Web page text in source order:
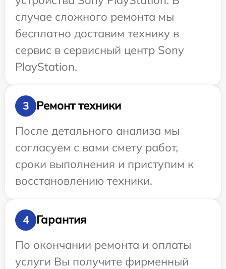
случае сложного ремонта мы
бесплатно доставим технику в
сервис в сервисный центр Sony
PlayStation.
3
Ремонт техники
После детального анализа мы
согласуем с вами смету работ,
сроки выполнения и приступим к
восстановлению техники.
4
Гарантия
По окончании ремонта и оплаты
услуги Вы получите фирменный